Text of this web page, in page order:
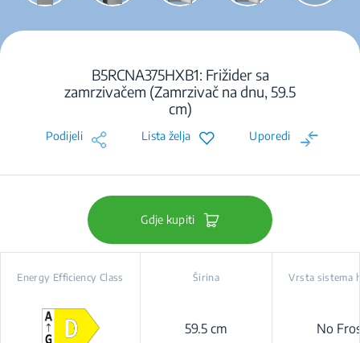
B5RCNA375HXB1: Frižider sa
zamrzivačem (Zamrzivač na dnu, 59.5
cm)
Podijeli Lista želja Uporedi
Gdje kupiti
Energy Efficiency Class Širina
59.5 cm
Vrsta sistema
No